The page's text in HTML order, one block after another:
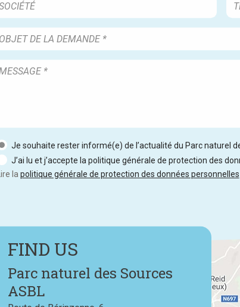
Je souhaite rester informé(e) de l’actualité du Parc naturel
J’ai lu et j’accepte la politique générale de protection des
Lire la politique générale de protection des données personnelles
FIND US
Parc naturel des Sources
ASBL